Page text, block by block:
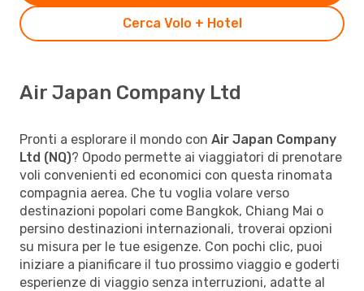
Cerca Volo + Hotel
Air Japan Company Ltd
Pronti a esplorare il mondo con Air Japan Company
Ltd (NQ)? Opodo permette ai viaggiatori di prenotare
voli convenienti ed economici con questa rinomata
compagnia aerea. Che tu voglia volare verso
destinazioni popolari come Bangkok, Chiang Mai o
persino destinazioni internazionali, troverai opzioni
su misura per le tue esigenze. Con pochi clic, puoi
iniziare a pianificare il tuo prossimo viaggio e goderti
esperienze di viaggio senza interruzioni, adatte al